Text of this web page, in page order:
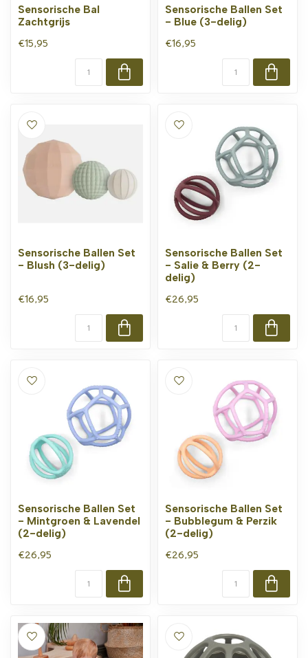
Sensorische Bal
Zachtgrijs
€15,95
Sensorische Ballen Set
- Blue (3-delig)
€16,95
Sensorische Ballen Set
- Blush (3-delig)
€16,95
Sensorische Ballen Set
- Salie & Berry (2-
delig)
€26,95
Sensorische Ballen Set
- Mintgroen & Lavendel
(2-delig)
€26,95
Sensorische Ballen Set
- Bubblegum & Perzik
(2-delig)
€26,95